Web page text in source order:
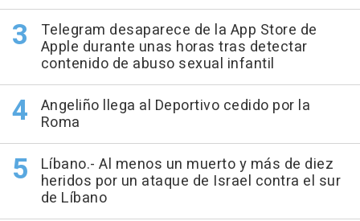
Telegram desaparece de la App Store de
Apple durante unas horas tras detectar
contenido de abuso sexual infantil
Angeliño llega al Deportivo cedido por la
Roma
Líbano.- Al menos un muerto y más de diez
heridos por un ataque de Israel contra el sur
de Líbano